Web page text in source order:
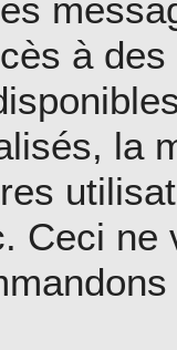
à
la
Ceci